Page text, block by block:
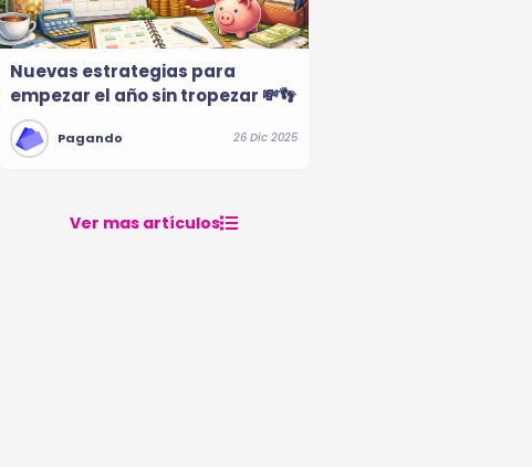
Nuevas estrategias para
empezar el año sin tropezar 💸👣
Pagando 26 Dic 2025
Ver mas artículos